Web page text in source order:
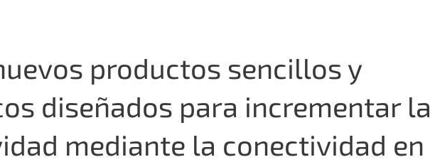
productos sencillos y
diseñados para incrementar la
mediante la conectividad en